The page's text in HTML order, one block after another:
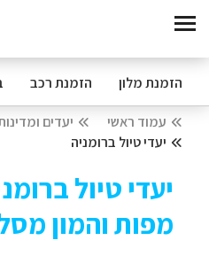
הזמנת מלון הזמנת רכב
עמוד ראשי יעדים
יעדי טיול ברומניה
יעדי טיול
מפות והמון